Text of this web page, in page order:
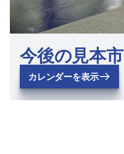
今後の見本市
カレンダーを表示